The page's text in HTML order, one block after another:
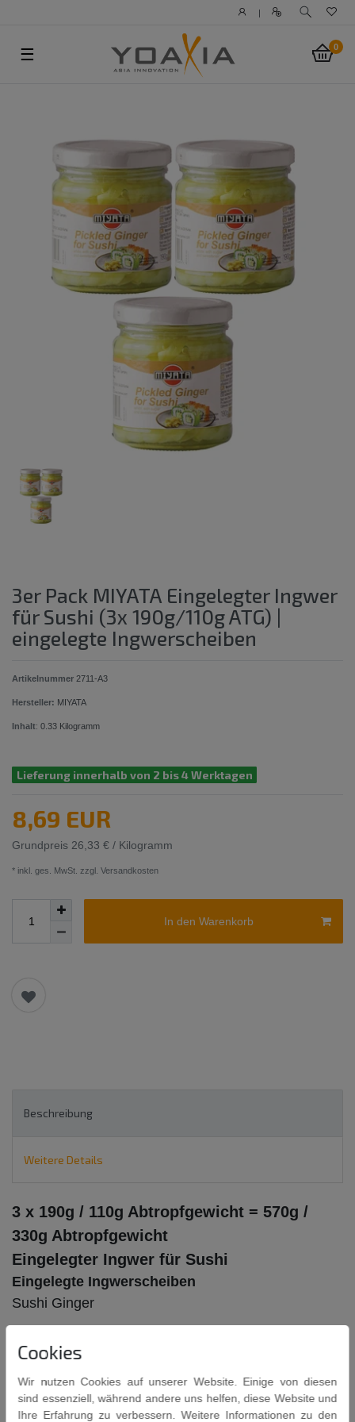
|
0
☰
3er Pack MIYATA Eingelegter Ingwer
für Sushi (3x 190g/110g ATG) |
eingelegte Ingwerscheiben
Artikelnummer 2711-A3
Hersteller: MIYATA
Inhalt: 0.33 Kilogramm
Lieferung innerhalb von 2 bis 4 Werktagen
8,69 EUR
Grundpreis 26,33 € / Kilogramm
* inkl. ges. MwSt. zzgl. Versandkosten
In den Warenkorb
Beschreibung
Weitere Details
3 x 190g / 110g Abtropfgewicht = 570g /
330g Abtropfgewicht
Eingelegter Ingwer für Sushi
Eingelegte Ingwerscheiben
Sushi Ginger
Eingelegter Ingwer für Sushi, weiß, mit Zucker und
Cookies
Wir nutzen Cookies auf unserer Website. Einige von diesen
sind essenziell, während andere uns helfen, diese Website und
Ihre Erfahrung zu verbessern. Weitere Informationen zu den